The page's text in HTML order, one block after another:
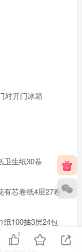
对开门冰箱
卫生纸30卷
有芯卷纸4层27卷
纸100抽3层24包
0